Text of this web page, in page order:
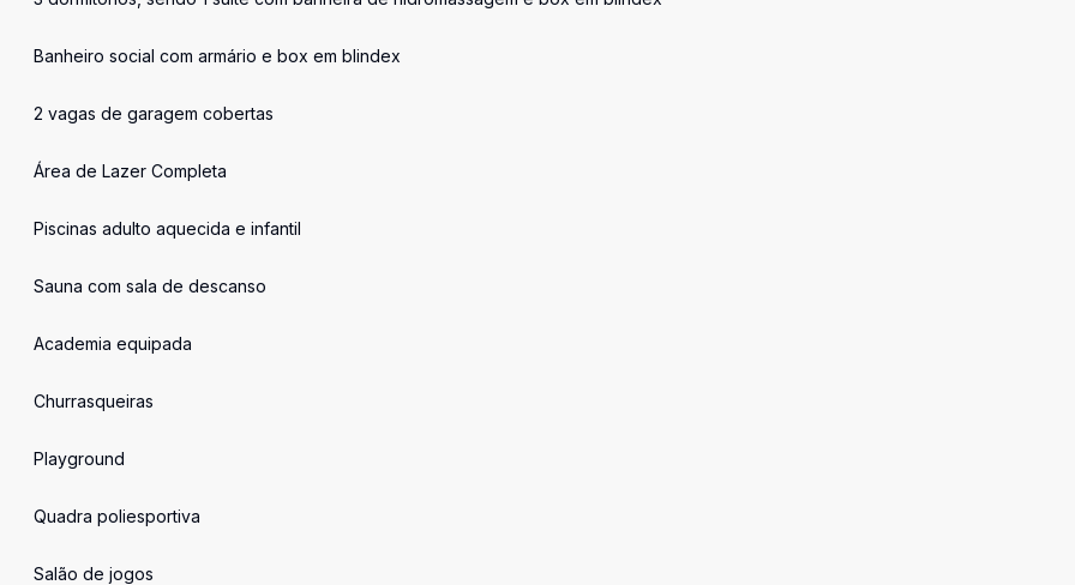
Banheiro social com armário e box em blindex
2 vagas de garagem cobertas
Área de Lazer Completa
Piscinas adulto aquecida e infantil
Sauna com sala de descanso
Academia equipada
Churrasqueiras
Playground
Quadra poliesportiva
Salão de jogos